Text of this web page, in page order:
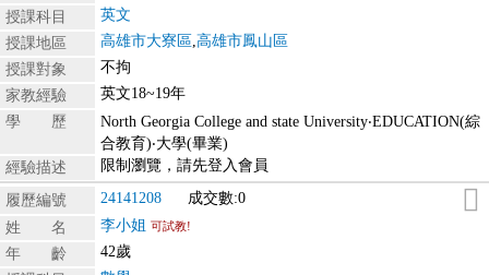
授課科目
英文
授課地區
高雄市大寮區 高雄市鳳山區
授課對象
不拘
家教經驗
英文18~19年
學 歷
North Georgia College and state University‧EDUCATION(綜
合教育)‧大學(畢業)
經驗描述
限制瀏覽，請先登入會員
履歷編號 24141208
成交數:0
姓 名
李小姐 可試教!
年 齡
42歲